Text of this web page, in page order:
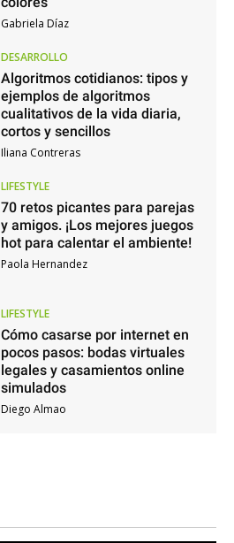
Gabriela Díaz
DESARROLLO
Algoritmos cotidianos: tipos y
ejemplos de algoritmos
cualitativos de la vida diaria,
cortos y sencillos
Iliana Contreras
LIFESTYLE
70 retos picantes para parejas
y amigos. ¡Los mejores juegos
hot para calentar el ambiente!
Paola Hernandez
LIFESTYLE
Cómo casarse por internet en
pocos pasos: bodas virtuales
legales y casamientos online
simulados
Diego Almao